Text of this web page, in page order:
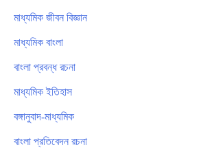
মাধ্যমিক জীবন বিজ্ঞান
মাধ্যমিক বাংলা
বাংলা প্রবন্ধ রচনা
মাধ্যমিক ইতিহাস
বঙ্গানুবাদ-মাধ্যমিক
বাংলা প্রতিবেদন রচনা